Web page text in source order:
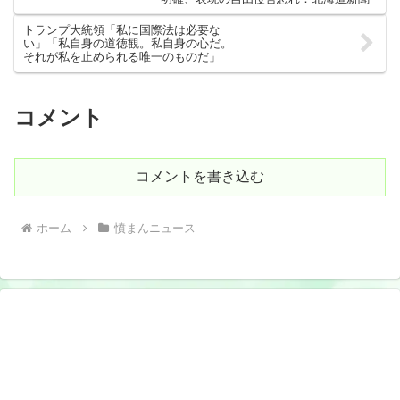
トランプ大統領「私に国際法は必要な
い」「私自身の道徳観。私自身の心だ。
それが私を止められる唯一のものだ」
コメント
コメントを書き込む
ホーム 憤まんニュース